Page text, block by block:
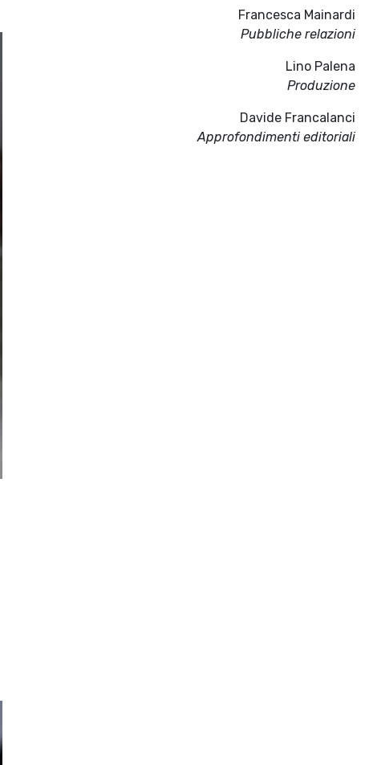
Francesca Mainardi
Pubbliche relazioni
Lino Palena
Produzione
Davide Francalanci
Approfondimenti editoriali